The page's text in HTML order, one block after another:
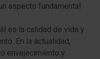
aspecto fundamental
es la calidad de vida y
En la actualidad,
envejecimiento y